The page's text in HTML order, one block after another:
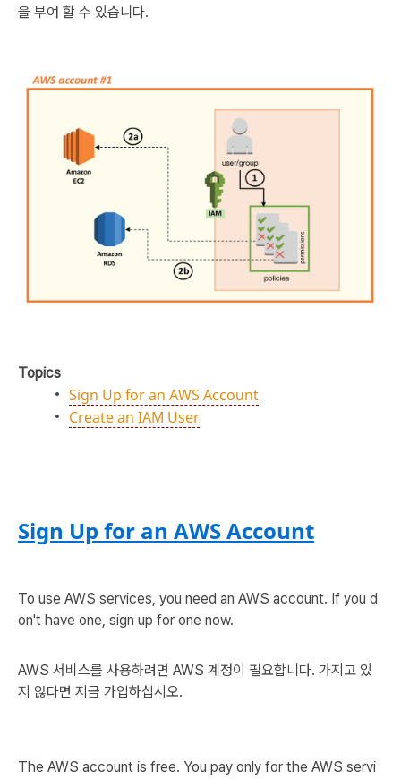
을 부여 할 수 있습니다.
Topics
Sign Up for an AWS Account
Create an IAM User
Sign Up for an AWS Account
To use AWS services, you need an AWS account. If you d
on't have one, sign up for one now.
AWS 서비스를 사용하려면 AWS 계정이 필요합니다. 가지고 있
지 않다면 지금 가입하십시오.
The AWS account is free. You pay only for the AWS servi